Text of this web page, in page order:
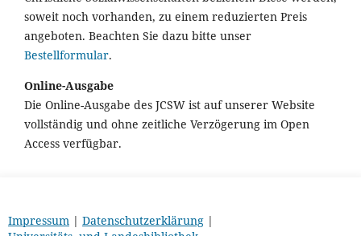
soweit noch vorhanden, zu einem reduzierten Preis
angeboten. Beachten Sie dazu bitte unser
Bestellformular.
Online-Ausgabe
Die Online-Ausgabe des JCSW ist auf unserer Website
vollständig und ohne zeitliche Verzögerung im Open
Access verfügbar.
Impressum| Datenschutzerklärung|